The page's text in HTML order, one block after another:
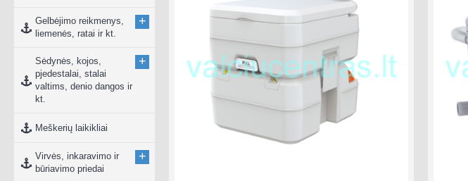
Gelbėjimo reikmenys,
liemenės, ratai ir kt.
+
Sėdynės, kojos,
pjedestalai, stalai
valtims, denio dangos ir
kt.
+
Meškerių laikikliai
Virvės, inkaravimo ir
būriavimo priedai
+